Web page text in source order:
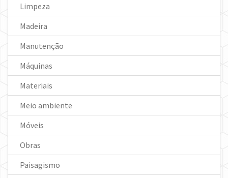
Limpeza
Madeira
Manutenção
Máquinas
Materiais
Meio ambiente
Móveis
Obras
Paisagismo